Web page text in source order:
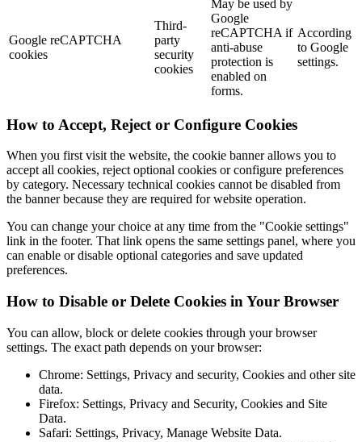
Google reCAPTCHA
cookies
Third-
party
security
cookies
May be used by
Google
reCAPTCHA if
anti-abuse
protection is
enabled on
forms.
According
to Google
settings.
How to Accept, Reject or Configure Cookies
When you first visit the website, the cookie banner allows you to
accept all cookies, reject optional cookies or configure preferences
by category. Necessary technical cookies cannot be disabled from
the banner because they are required for website operation.
You can change your choice at any time from the "Cookie settings"
link in the footer. That link opens the same settings panel, where you
can enable or disable optional categories and save updated
preferences.
How to Disable or Delete Cookies in Your Browser
You can allow, block or delete cookies through your browser
settings. The exact path depends on your browser:
Chrome: Settings, Privacy and security, Cookies and other site
data.
Firefox: Settings, Privacy and Security, Cookies and Site
Data.
Safari: Settings, Privacy, Manage Website Data.